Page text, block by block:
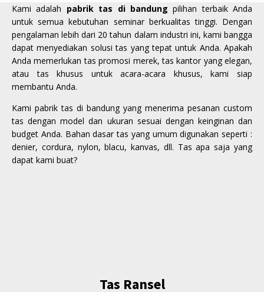
Kami adalah pabrik tas di bandung pilihan terbaik Anda
untuk semua kebutuhan seminar berkualitas tinggi. Dengan
pengalaman lebih dari 20 tahun dalam industri ini, kami bangga
dapat menyediakan solusi tas yang tepat untuk Anda. Apakah
Anda memerlukan tas promosi merek, tas kantor yang elegan,
atau tas khusus untuk acara-acara khusus, kami siap
membantu Anda.
Kami pabrik tas di bandung yang menerima pesanan custom
tas dengan model dan ukuran sesuai dengan keinginan dan
budget Anda. Bahan dasar tas yang umum digunakan seperti :
denier, cordura, nylon, blacu, kanvas, dll. Tas apa saja yang
dapat kami buat?
Tas Ransel